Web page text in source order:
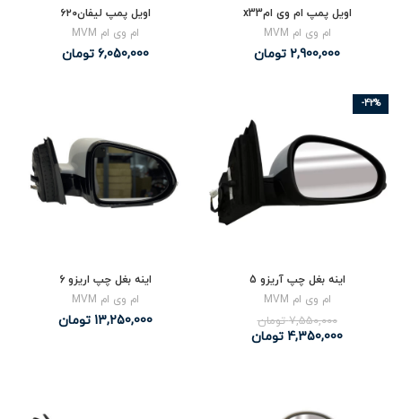
اویل پمپ ام وی امx33
ام وی ام MVM
2,900,000 تومان
اویل پمپ لیفان۶۲۰
ام وی ام MVM
6,050,000 تومان
-42%
اینه بغل چپ آریزو 5
ام وی ام MVM
7,550,000 تومان
4,350,000 تومان
اینه بغل چپ اریزو 6
ام وی ام MVM
13,250,000 تومان